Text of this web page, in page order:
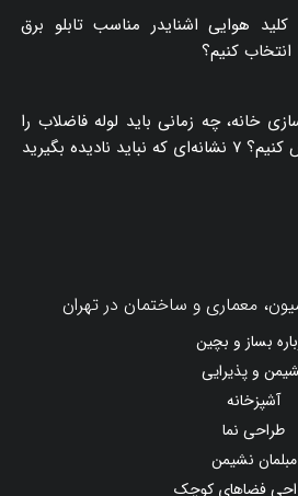
هوایی اشنایدر مناسب تابلو برق
کنیم؟
خانه، چه زمانی باید لوله فاضلاب را
نادیده بگیرید
معماری و ساختمان در تهران
بساز و بچین
و پذیرایی
آشپزخانه
طراحی نما
مبلمان نشیمن
فضاهای کوچک